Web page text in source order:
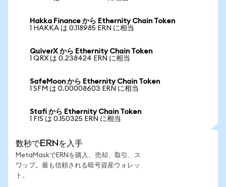
Hakka Finance から Ethernity Chain Token
1 HAKKA は 0.118985 ERN に相当
QuiverX から Ethernity Chain Token
1 QRX は 0.238424 ERN に相当
SafeMoon から Ethernity Chain Token
1 SFM は 0.00008603 ERN に相当
Stafi から Ethernity Chain Token
1 FIS は 0.150325 ERN に相当
数秒でERNを入手
MetaMaskでERNを購入、売却、取引、ス
ワップ。最も信頼される暗号資産ウォレッ
ト。